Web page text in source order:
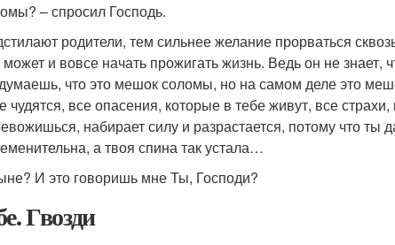
– спросил Господь.
родители, тем сильнее желание прорваться
и вовсе начать прожигать жизнь. Ведь он не знает,
что это мешок соломы, но на самом деле это
все опасения, которые в тебе живут, все
набирает силу и разрастается, потому что ты
а твоя спина так устала…
И это говоришь мне Ты, Господи?
Гвозди